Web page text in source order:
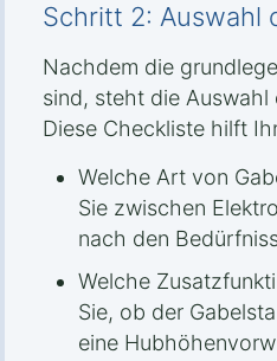
Schritt 2: Auswahl
Nachdem die
sind, steht die
Diese Checkliste hilft
Welche Art von
Sie zwischen
nach den
Welche
Sie, ob der
eine